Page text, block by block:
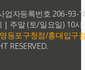
업자등록번호 206-93-
| 주말 (토/일요일) 10시
등포구청점/홍대입구
RESERVED.